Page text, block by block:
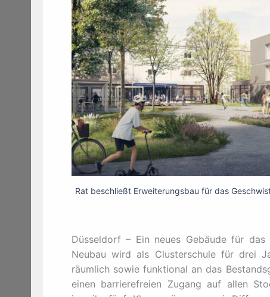
Rat beschließt Erweiterungsbau für das
Düsseldorf – Ein neues Gebäude für das
Neubau wird als Clusterschule für drei
räumlich sowie funktional an das
einen barrierefreien Zugang auf allen